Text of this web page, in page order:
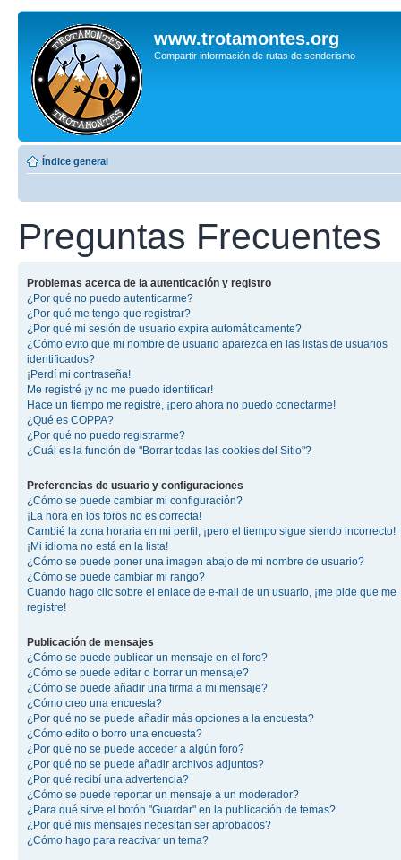
www.trotamontes.org
Compartir información de rutas de senderismo
Índice general
Preguntas Frecuentes
Problemas acerca de la autenticación y registro
¿Por qué no puedo autenticarme?
¿Por qué me tengo que registrar?
¿Por qué mi sesión de usuario expira automáticamente?
¿Cómo evito que mi nombre de usuario aparezca en las listas de usuarios
identificados?
¡Perdí mi contraseña!
Me registré ¡y no me puedo identificar!
Hace un tiempo me registré, ¡pero ahora no puedo conectarme!
¿Qué es COPPA?
¿Por qué no puedo registrarme?
¿Cuál es la función de "Borrar todas las cookies del Sitio"?
Preferencias de usuario y configuraciones
¿Cómo se puede cambiar mi configuración?
¡La hora en los foros no es correcta!
Cambié la zona horaria en mi perfil, ¡pero el tiempo sigue siendo incorrecto!
¡Mi idioma no está en la lista!
¿Cómo se puede poner una imagen abajo de mi nombre de usuario?
¿Cómo se puede cambiar mi rango?
Cuando hago clic sobre el enlace de e-mail de un usuario, ¡me pide que me
registre!
Publicación de mensajes
¿Cómo se puede publicar un mensaje en el foro?
¿Cómo se puede editar o borrar un mensaje?
¿Cómo se puede añadir una firma a mi mensaje?
¿Cómo creo una encuesta?
¿Por qué no se puede añadir más opciones a la encuesta?
¿Cómo edito o borro una encuesta?
¿Por qué no se puede acceder a algún foro?
¿Por qué no se puede añadir archivos adjuntos?
¿Por qué recibí una advertencia?
¿Cómo se puede reportar un mensaje a un moderador?
¿Para qué sirve el botón "Guardar" en la publicación de temas?
¿Por qué mis mensajes necesitan ser aprobados?
¿Cómo hago para reactivar un tema?